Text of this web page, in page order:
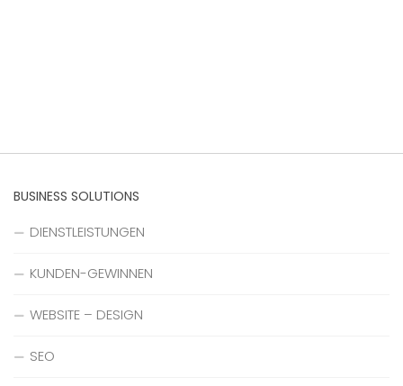
BUSINESS SOLUTIONS
DIENSTLEISTUNGEN
KUNDEN-GEWINNEN
WEBSITE – DESIGN
SEO